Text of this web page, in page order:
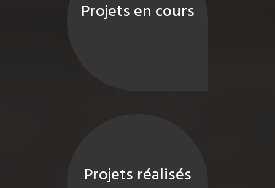
Projets en cours
Projets réalisés